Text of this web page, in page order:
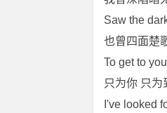
Saw the
也曾四面楚
To get to
只为你 只为
I've looked